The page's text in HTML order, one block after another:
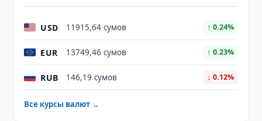
USD 11915,64 сумов ↑ 0.24%
EUR 13749,46 сумов ↑ 0.23%
RUB 146,19 сумов ↓ 0.12%
Все курсы валют →